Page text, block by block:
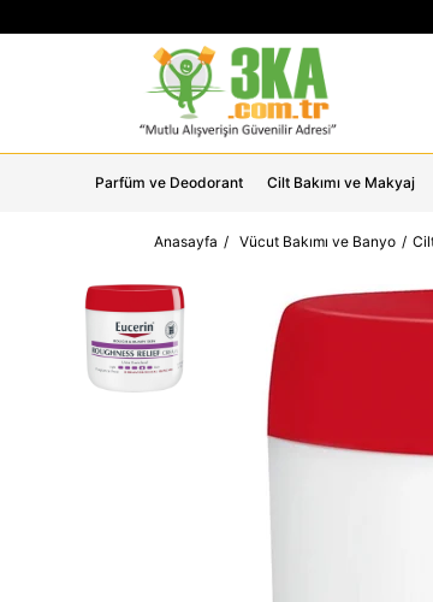
Parfüm ve Deodorant Cilt Bakımı ve Makyaj
Anasayfa Vücut Bakımı ve Banyo